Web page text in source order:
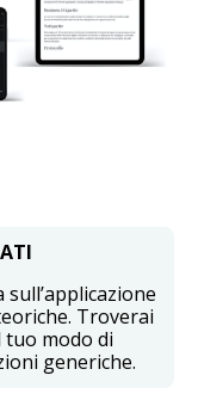
Troverai
modo di
generiche.